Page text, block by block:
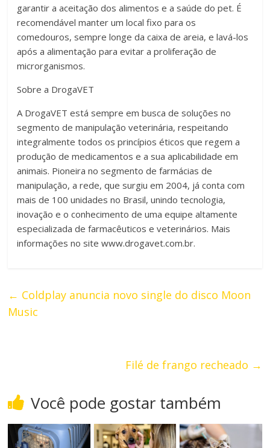
garantir a aceitação dos alimentos e a saúde do pet. É
recomendável manter um local fixo para os
comedouros, sempre longe da caixa de areia, e lavá-los
após a alimentação para evitar a proliferação de
microrganismos.
Sobre a DrogaVET
A DrogaVET está sempre em busca de soluções no
segmento de manipulação veterinária, respeitando
integralmente todos os princípios éticos que regem a
produção de medicamentos e a sua aplicabilidade em
animais. Pioneira no segmento de farmácias de
manipulação, a rede, que surgiu em 2004, já conta com
mais de 100 unidades no Brasil, unindo tecnologia,
inovação e o conhecimento de uma equipe altamente
especializada de farmacêuticos e veterinários. Mais
informações no site www.drogavet.com.br.
← Coldplay anuncia novo single do disco Moon
Music
Filé de frango recheado →
Você pode gostar também